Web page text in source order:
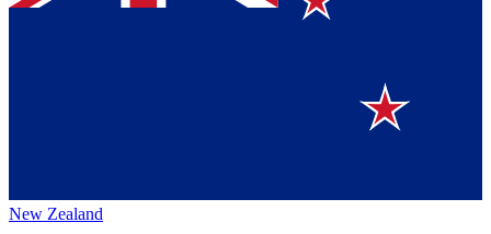
New Zealand